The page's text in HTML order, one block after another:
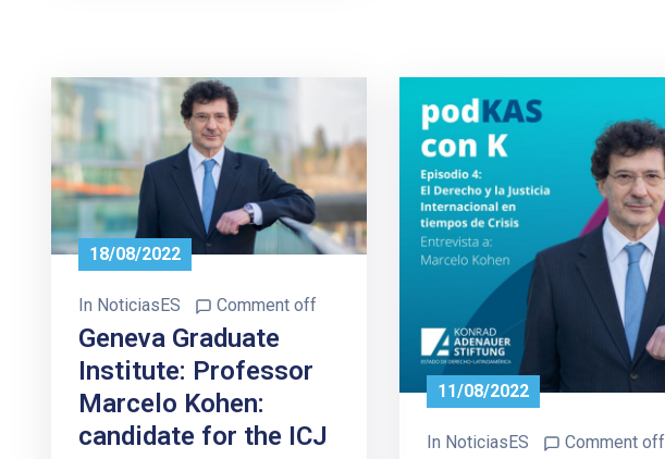
18/08/2022
In NoticiasES Comment off
Geneva Graduate
Institute: Professor
Marcelo Kohen:
candidate for the ICJ
11/08/2022
In NoticiasES Comment off